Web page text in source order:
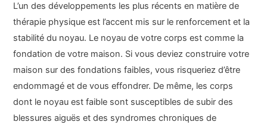
L’un des développements les plus récents en matière de
thérapie physique est l’accent mis sur le renforcement et la
stabilité du noyau. Le noyau de votre corps est comme la
fondation de votre maison. Si vous deviez construire votre
maison sur des fondations faibles, vous risqueriez d’être
endommagé et de vous effondrer. De même, les corps
dont le noyau est faible sont susceptibles de subir des
blessures aiguës et des syndromes chroniques de